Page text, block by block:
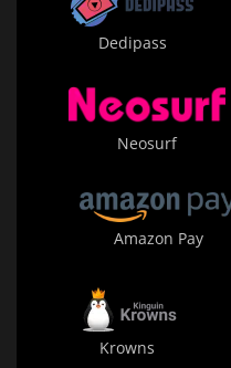
Dedipass
Neosurf
Amazon Pay
Krowns